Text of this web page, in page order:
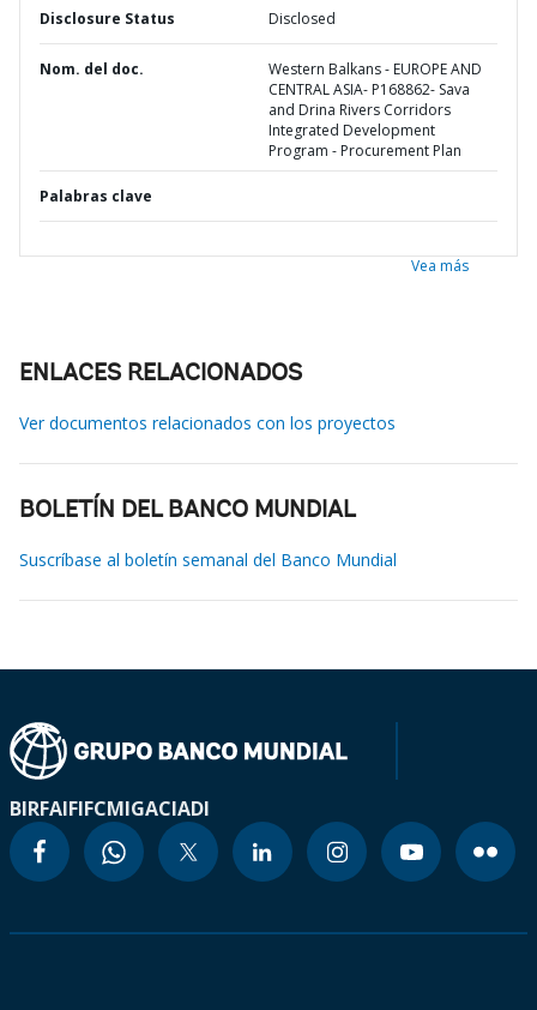
Disclosure Status Disclosed
Nom. del doc.
Western Balkans - EUROPE AND
CENTRAL ASIA- P168862- Sava
and Drina Rivers Corridors
Integrated Development
Program - Procurement Plan
Palabras clave
Vea más
ENLACES RELACIONADOS
Ver documentos relacionados con los proyectos
BOLETÍN DEL BANCO MUNDIAL
Suscríbase al boletín semanal del Banco Mundial
BIRFAIFIFCMIGACIADI